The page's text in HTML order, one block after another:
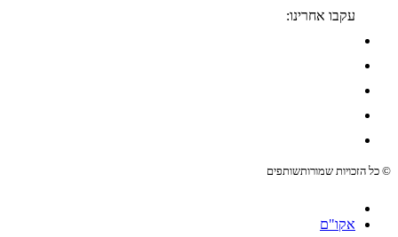
עקבו אחרינו:
© כל הזכויות שמורותשותפים
אקו"ם